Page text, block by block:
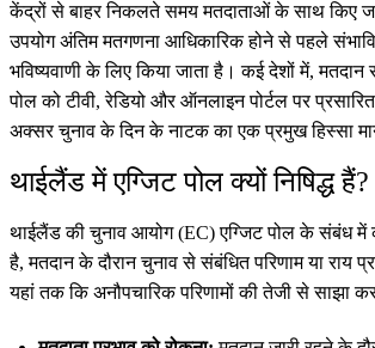
केंद्रों से बाहर निकलते समय मतदाताओं के साथ किए
उपयोग अंतिम मतगणना आधिकारिक होने से पहले
भविष्यवाणी के लिए किया जाता है। कई देशों में, मतदान
पोल को टीवी, रेडियो और ऑनलाइन पोर्टल पर
अक्सर चुनाव के दिन के नाटक का एक प्रमुख हिस्सा
थाईलैंड में एग्जिट पोल क्यों निषिद्ध हैं?
थाईलैंड की चुनाव आयोग (EC) एग्जिट पोल के संबंध में
है, मतदान के दौरान चुनाव से संबंधित परिणाम या राय
यहां तक कि अनौपचारिक परिणामों की तेजी से साझा